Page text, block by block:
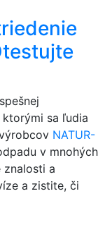
ktorými sa ľudia
NATUR-
v mnohých
znalosti a
a zistite, či